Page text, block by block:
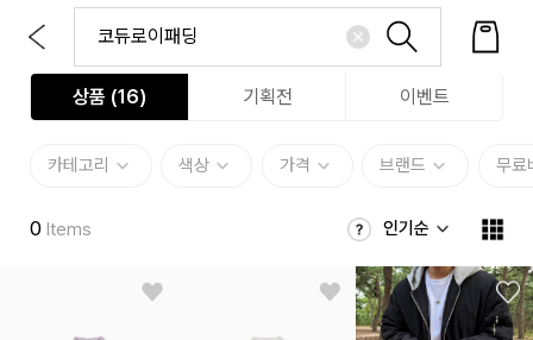
상품 (16) 기획전 이벤트
카테고리 색상 가격 브랜드 무료
0 Items 인기순